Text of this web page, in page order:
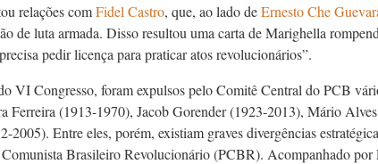
relações comFidel Castro, que, ao lado deErnesto Che
de luta armada. Disso resultou uma carta de Marighella
pedir licença para praticar atos revolucionários”.
VI Congresso, foram expulsos pelo Comitê Central do PCB
Ferreira (1913-1970), Jacob Gorender (1923-2013), Mário
Entre eles, porém, existiam graves divergências
Brasileiro Revolucionário (PCBR). Acompanhado por